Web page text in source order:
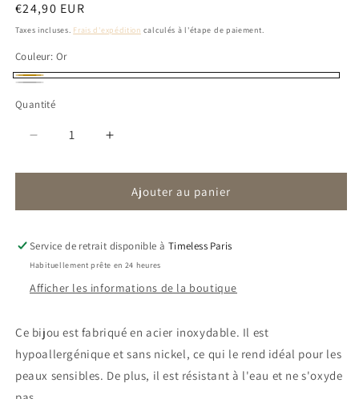
Prix
habituel
€24,90 EUR
Taxes incluses. Frais d'expédition calculés à l'étape de paiement.
Couleur: Or
Or
Quantité
Réduire
quantité
Boucles
Augmenter
quantité
Boucles
Ajouter au panier
Service de retrait disponible à Timeless Paris
Habituellement prête en 24 heures
Afficher les informations de la boutique
Ce bijou est fabriqué en acier inoxydable. Il est
hypoallergénique et sans nickel, ce qui le rend idéal pour les
peaux sensibles. De plus, il est résistant à l'eau et ne s'oxyde